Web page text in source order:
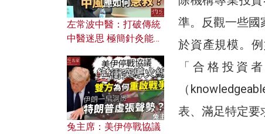
準。反觀一些國
於資產規模。
「合格投資
（
表、滿足特定要
左常波中醫：打破傳統
中醫迷思 極簡針灸能治
何急救？
兔主席：美伊停戰協議